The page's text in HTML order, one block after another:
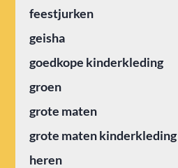
feestjurken
geisha
goedkope kinderkleding
groen
grote maten
grote maten kinderkleding
heren